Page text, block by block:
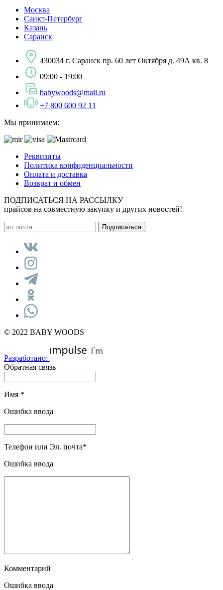
Москва
Санкт-Петербург
Казань
Саранск
430034 г. Саранск пр. 60 лет Октября д. 49А кв. 8
09:00 - 19:00
babywoods@mail.ru
+7 800 600 92 11
Мы принимаем:
Реквизиты
Политика конфиденциальности
Оплата и доставка
Возврат и обмен
ПОДПИСАТЬСЯ НА РАССЫЛКУ
прайсов на совместную закупку и других новостей!
© 2022 BABY WOODS
Разработано:
Обратная связь
Имя *
Ошибка ввода
Телефон или Эл. почта*
Ошибка ввода
Комментарий
Ошибка ввода